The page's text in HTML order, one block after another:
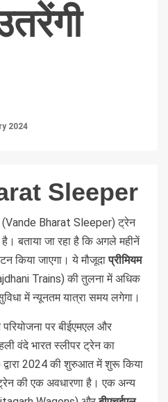
2024
Sleeper
(Vande Bharat Sleeper) ट्रेन
बताया जा रहा है कि अगले महीनें
किया जाएगा। ये मौजूदाप्रीमियम
Trains) की तुलना में अधिक
में न्यूनतम यात्रा समय लगेगा।
पर बीईएमएल और
वंदे भारत स्लीपर ट्रेन का
2024 की शुरुआत में शुरू किया
की एक अवधारणा है। एक अन्य